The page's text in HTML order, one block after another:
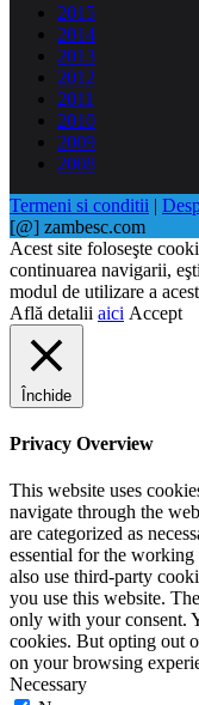
2015
2014
2013
2012
2011
2010
2009
2008
Termeni si conditii |
[@] zambesc.com
Acest site foloseşte
continuarea navigarii,
modul de utilizare a
Află detalii aici Accept
Închide
Privacy Overview
This website uses
navigate through the
are categorized as
essential for the
also use third-party
you use this website.
only with your consent.
cookies. But opting out
on your browsing
Necessary